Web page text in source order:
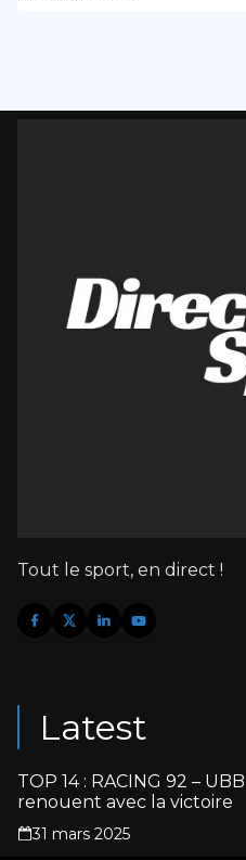
Tout le sport, en direct !
Latest
TOP 14 : RACING 92 –
renouent avec la victoire
31 mars 2025